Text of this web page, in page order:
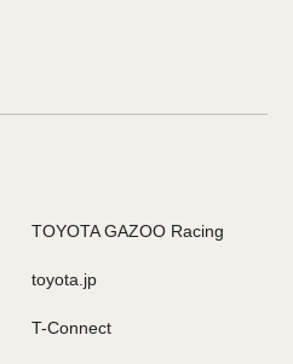
TOYOTA GAZOO Racing
toyota.jp
T-Connect